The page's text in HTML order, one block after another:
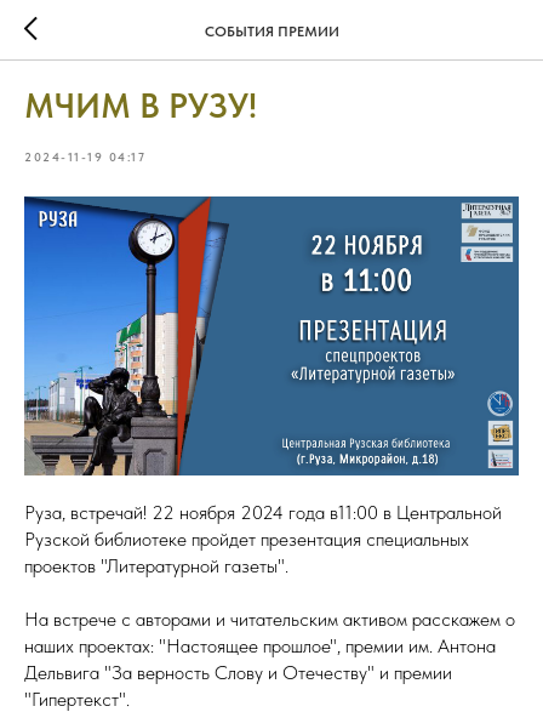
СОБЫТИЯ ПРЕМИИ
МЧИМ В РУЗУ!
2024-11-19 04:17
Руза, встречай! 22 ноября 2024 года в11:00 в Центральной
Рузской библиотеке пройдет презентация специальных
проектов "Литературной газеты".
На встрече с авторами и читательским активом расскажем о
наших проектах: "Настоящее прошлое", премии им. Антона
Дельвига "За верность Слову и Отечеству" и премии
"Гипертекст".